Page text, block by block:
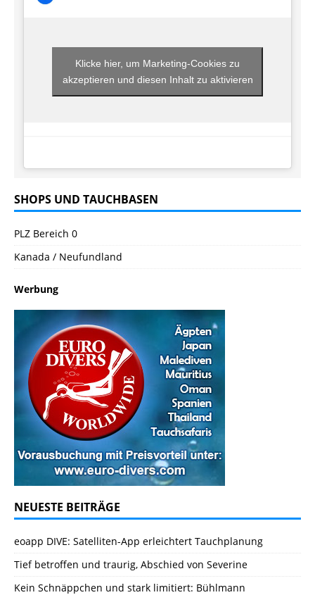
Klicke hier, um Marketing-Cookies zu
akzeptieren und diesen Inhalt zu aktivieren
SHOPS UND TAUCHBASEN
PLZ Bereich 0
Kanada / Neufundland
Werbung
NEUESTE BEITRÄGE
eoapp DIVE: Satelliten-App erleichtert Tauchplanung
Tief betroffen und traurig, Abschied von Severine
Kein Schnäppchen und stark limitiert: Bühlmann